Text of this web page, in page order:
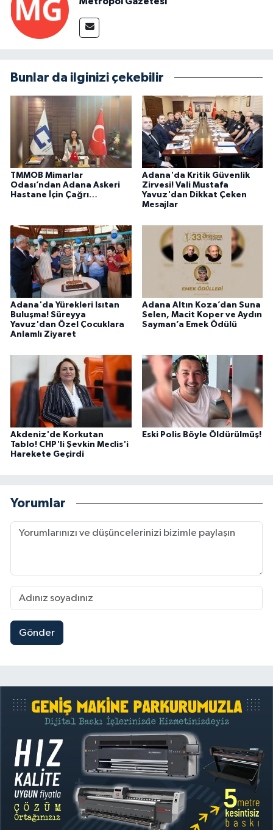
Bunlar da ilginizi çekebilir
TMMOB Mimarlar
Odası’ndan Adana Askeri
Hastane İçin Çağrı…
Adana'da Kritik Güvenlik
Zirvesi! Vali Mustafa
Yavuz'dan Dikkat Çeken
Mesajlar
Adana'da Yürekleri Isıtan
Buluşma! Süreyya
Yavuz'dan Özel Çocuklara
Anlamlı Ziyaret
Adana Altın Koza’dan Suna
Selen, Macit Koper ve Aydın
Sayman’a Emek Ödülü
Akdeniz'de Korkutan
Tablo! CHP'li Şevkin Meclis'i
Harekete Geçirdi
Eski Polis Böyle Öldürülmüş!
Yorumlar
Gönder